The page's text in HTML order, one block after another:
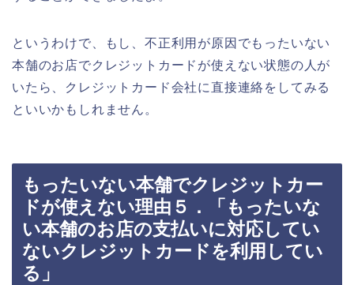
というわけで、もし、不正利用が原因でもったいない
本舗のお店でクレジットカードが使えない状態の人が
いたら、クレジットカード会社に直接連絡をしてみる
といいかもしれません。
もったいない本舗でクレジットカー
ドが使えない理由５．「もったいな
い本舗のお店の支払いに対応してい
ないクレジットカードを利用してい
る」